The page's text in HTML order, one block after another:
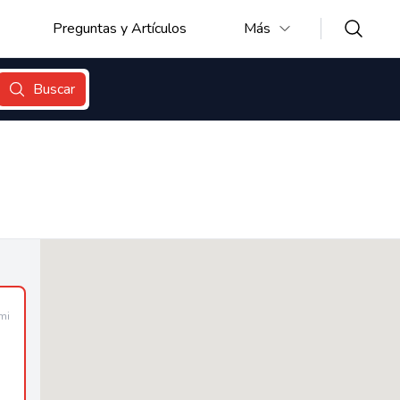
Preguntas y Artículos Más
Buscar